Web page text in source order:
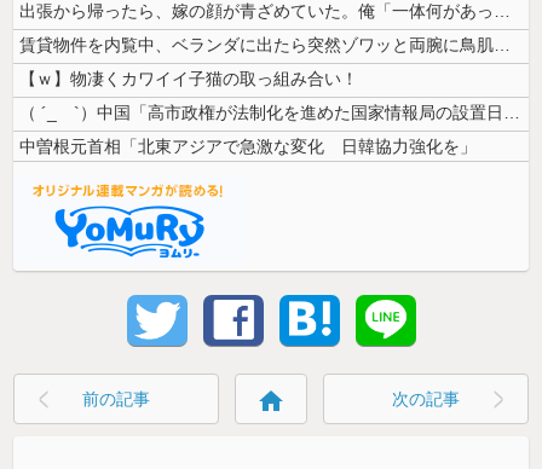
出張から帰ったら、嫁の顔が青ざめていた。俺「一体何があったんだ？」嫁「...
賃貸物件を内覧中、ベランダに出たら突然ゾワッと両腕に鳥肌が出た。「やっ...
【ｗ】物凄くカワイイ子猫の取っ組み合い！
（ ´_ゝ`）中国「高市政権が法制化を進めた国家情報局の設置日が7月3...
中曽根元首相「北東アジアで急激な変化 日韓協力強化を」
前の記事 home 次の記事